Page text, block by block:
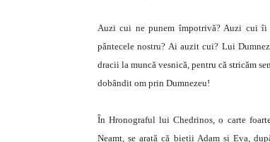
Auzi cui ne punem împotrivă? Auzi cui îi
pântecele nostru? Ai auzit cui? Lui
dracii la muncă vesnică, pentru că stricăm
dobândit om prin Dumnezeu!
În Hronograful lui Chedrinos, o carte
Neamt, se arată că bietii Adam si Eva,